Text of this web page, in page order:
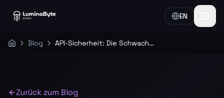
EN
Home Blog API-Sicherheit: Die Schwachstellen, die Sie wahrscheinlich ignorieren
Zurück zum Blog